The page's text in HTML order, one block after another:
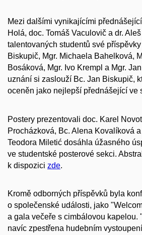
Mezi dalšími vynikajícími
Holá, doc. Tomáš Vaculovič a dr.
talentovaných studentů své
Biskupič, Mgr. Michaela Bahelková,
Bosáková, Mgr. Ivo Krempl a Mgr.
uznání si zaslouží Bc. Jan Biskupič,
oceněn jako nejlepší přednášející ve
Postery prezentovali doc. Karel
Procházková, Bc. Alena Kovalíková
Teodora Miletić dosáhla úžasného
ve studentské posterové sekci.
k dispozici zde.
Kromě odborných příspěvků byla
o společenské události, jako
a gala večeře s cimbálovou kapelou.
navíc zpestřena hudebním